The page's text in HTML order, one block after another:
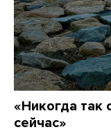
«Никогда так
сейчас»